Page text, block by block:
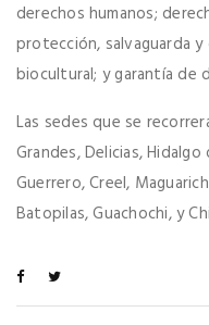
derechos humanos;
protección, salvaguarda
biocultural; y garantía de
Las sedes que se
Grandes, Delicias, Hidalgo
Guerrero, Creel,
Batopilas, Guachochi, y